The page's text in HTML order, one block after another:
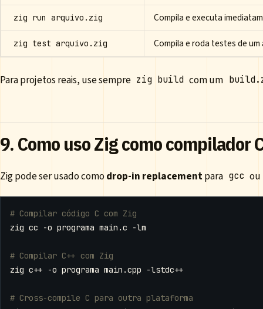
zig run arquivo.zig Compila e executa
zig test arquivo.zig Compila e roda testes de
Para projetos reais, use sempre zig build com um
9. Como uso Zig como compilador
Zig pode ser usado comodrop-in replacementpara gcc ou
# Compilar código C com Zig
# Compilar C++ com Zig
# Cross-compile C para outra plataforma